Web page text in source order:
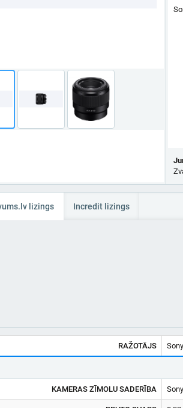
lizings Incredit lizings
RAŽOTĀJS Sony
KAMERAS ZĪMOLU SADERĪBA Sony